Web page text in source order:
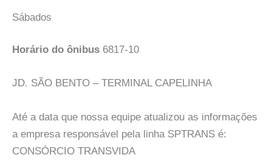
Sábados
Horário do ônibus 6817-10
JD. SÃO BENTO – TERMINAL CAPELINHA
Até a data que nossa equipe atualizou as informações
a empresa responsável pela linha SPTRANS é:
CONSÓRCIO TRANSVIDA